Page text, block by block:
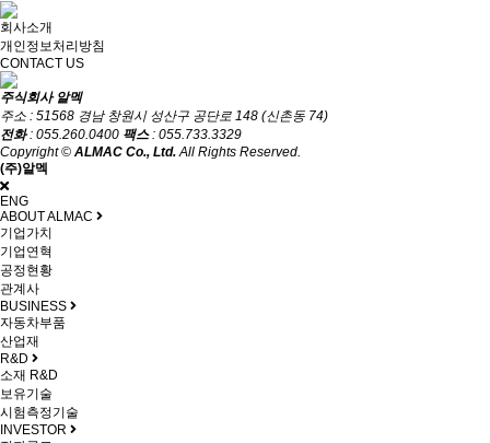
회사소개
개인정보처리방침
CONTACT US
주식회사 알멕
주소 : 51568 경남 창원시 성산구 공단로 148 (신촌동 74)
전화: 055.260.0400 팩스: 055.733.3329
Copyright © ALMAC Co., Ltd.All Rights Reserved.
(주)알멕
ENG
ABOUT ALMAC
기업가치
기업연혁
공정현황
관계사
BUSINESS
자동차부품
산업재
R&D
소재 R&D
보유기술
시험측정기술
INVESTOR